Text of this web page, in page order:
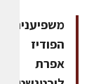
משפיענית
הפודיז
אפרת